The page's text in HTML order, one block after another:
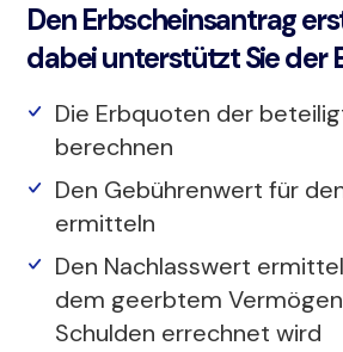
Den Erbscheinsantrag
dabei unterstützt Sie der
Die Erbquoten der
berechnen
Den Gebührenwert für
ermitteln
Den Nachlasswert
dem geerbtem
Schulden errechnet wird